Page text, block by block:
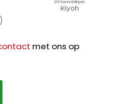
met ons op